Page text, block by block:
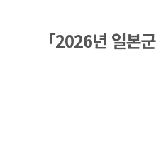
「2026년 일본